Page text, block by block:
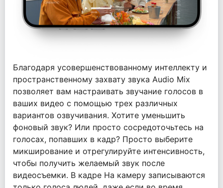
Благодаря усовершенствованному интеллекту и
пространственному захвату звука Audio Mix
позволяет вам настраивать звучание голосов в
ваших видео с помощью трех различных
вариантов озвучивания. Хотите уменьшить
фоновый звук? Или просто сосредоточьтесь на
голосах, попавших в кадр? Просто выберите
микширование и отрегулируйте интенсивность,
чтобы получить желаемый звук после
видеосъемки. В кадре На камеру записываются